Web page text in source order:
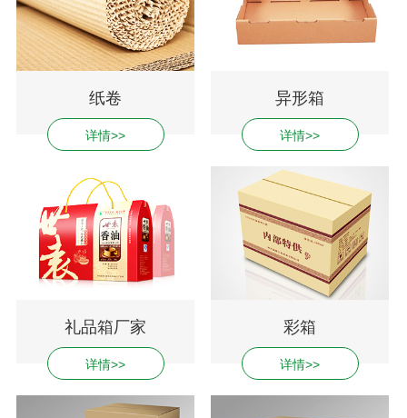
纸卷
详情>>
异形箱
详情>>
礼品箱厂家
详情>>
彩箱
详情>>